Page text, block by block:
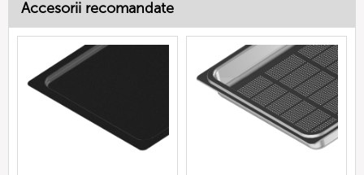
Accesorii recomandate